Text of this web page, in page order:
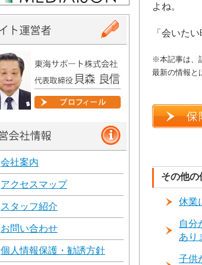
よね。
「会いた
※本記事は、
最新の情報と
その他の
休業
自分
あり
子供
会社案内
アクセスマップ
スタッフ紹介
お問い合わせ
個人情報保護・勧誘方針